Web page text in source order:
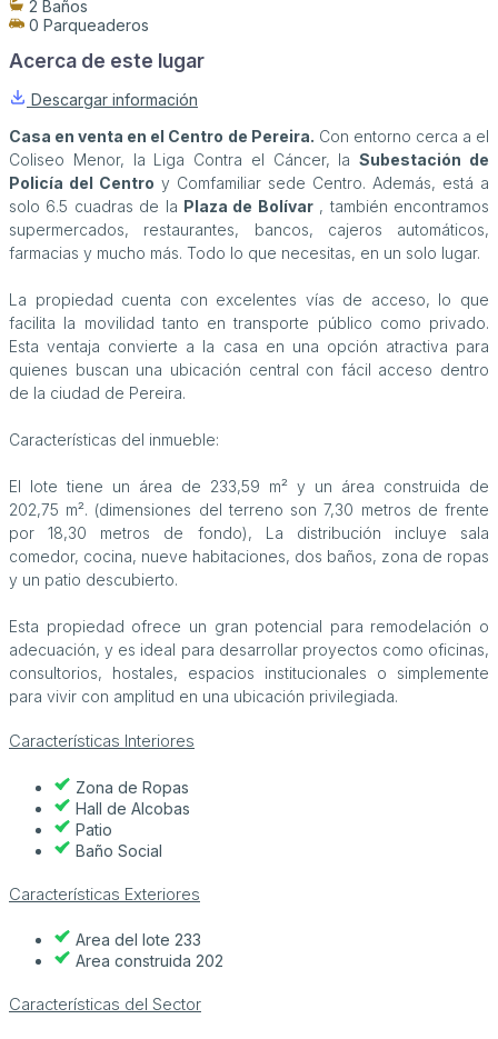
2 Baños
0 Parqueaderos
Acerca de este lugar
Descargar información
Casa en venta en el Centro de Pereira. Con entorno cerca a el
Coliseo Menor, la Liga Contra el Cáncer, laSubestación de
Policía del Centro y Comfamiliar sede Centro. Además, está a
solo 6.5 cuadras de la Plaza de Bolívar, también encontramos
supermercados, restaurantes, bancos, cajeros automáticos,
farmacias y mucho más. Todo lo que necesitas, en un solo lugar.
La propiedad cuenta con excelentes vías de acceso, lo que
facilita la movilidad tanto en transporte público como privado.
Esta ventaja convierte a la casa en una opción atractiva para
quienes buscan una ubicación central con fácil acceso dentro
de la ciudad de Pereira.
Características del inmueble:
El lote tiene un área de 233,59 m² y un área construida de
202,75 m². (dimensiones del terreno son 7,30 metros de frente
por 18,30 metros de fondo), La distribución incluye sala
comedor, cocina, nueve habitaciones, dos baños, zona de ropas
y un patio descubierto.
Esta propiedad ofrece un gran potencial para remodelación o
adecuación, y es ideal para desarrollar proyectos como oficinas,
consultorios, hostales, espacios institucionales o simplemente
para vivir con amplitud en una ubicación privilegiada.
Características Interiores
Zona de Ropas
Hall de Alcobas
Patio
Baño Social
Características Exteriores
Area del lote 233
Area construida 202
Características del Sector